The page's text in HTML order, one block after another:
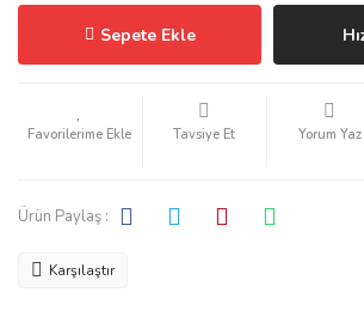
Sepete Ekle
Tavsiye Et Yorum Yaz
Ürün Paylaş :
Karşılaştır